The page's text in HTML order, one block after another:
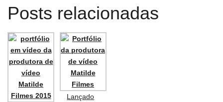
Posts relacionadas
Lançado